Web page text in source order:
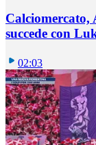
Calciomercato,
succede con
02:03